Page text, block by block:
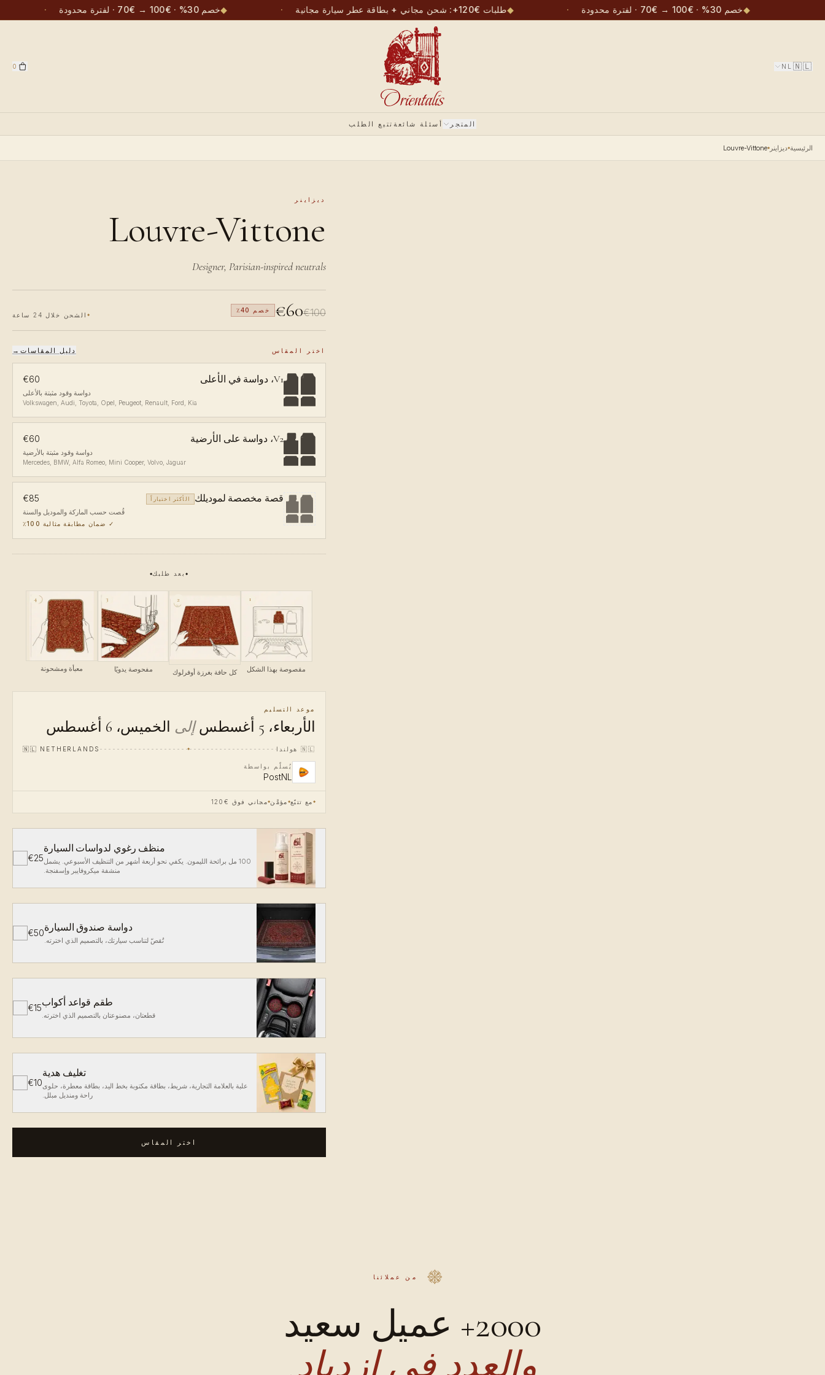
◆خصم 30% · €100 → €70 · لفترة محدودة ◆طلبات €120+: شحن مجاني + بطاقة عطر سيارة مجانية ◆خصم 30% · €100 → €70 · لفترة محدودة
🇳🇱
NL
0
المتجر أسئلة شائعة تتبع الطلب
الرئيسية ديزاينر Louvre-Vittone
ديزاينر
Louvre-Vittone
Designer, Parisian-inspired neutrals
€100
€60 خصم 40٪
الشحن خلال 24 ساعة
اختر المقاس دليل المقاسات→
V1، دواسة في الأعلى €60
دواسة وقود مثبتة بالأعلى
Volkswagen, Audi, Toyota, Opel, Peugeot, Renault, Ford, Kia
V2، دواسة على الأرضية €60
دواسة وقود مثبتة بالأرضية
Mercedes, BMW, Alfa Romeo, Mini Cooper, Volvo, Jaguar
قصة مخصصة لموديلك الأكثر اختياراً €85
قُصت حسب الماركة والموديل والسنة
✓ ضمان مطابقة مثالية 100٪
بعد طلبك
1
مقصوصة بهذا الشكل
2
كل حافة بغرزة أوفرلوك
3
مفحوصة يدويًا
4
معبأة ومشحونة
موعد التسليم
الأربعاء، 5 أغسطس إلى الخميس، 6 أغسطس
🇳🇱 هولندا 🇳🇱 NETHERLANDS
يُسلّم بواسطة
PostNL
مع تتبّع مؤمَّن مجاني فوق €120
منظف رغوي لدواسات السيارة
100 مل برائحة الليمون. يكفي نحو أربعة أشهر من التنظيف الأسبوعي. يشمل
منشفة ميكروفايبر وإسفنجة.
€25
دواسة صندوق السيارة
تُقصّ لتناسب سيارتك، بالتصميم الذي اخترته.
€50
طقم قواعد أكواب
قطعتان، مصنوعتان بالتصميم الذي اخترته.
€15
تغليف هدية
علبة بالعلامة التجارية، شريط، بطاقة مكتوبة بخط اليد، بطاقة معطرة، حلوى
راحة ومنديل مبلل.
€10
اختر المقاس
من عملائنا
2000+ عميل سعيد
والعدد في ازدياد.